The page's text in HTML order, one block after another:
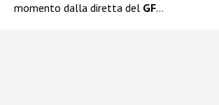
momento dalla diretta del GF…